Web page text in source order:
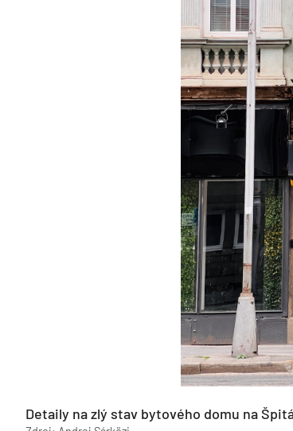
Detaily na zlý stav bytového domu na